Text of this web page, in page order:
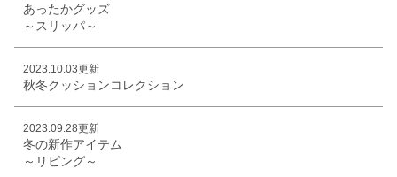
あったかグッズ
～スリッパ～
2023.10.03更新
秋冬クッションコレクション
2023.09.28更新
冬の新作アイテム
～リビング～